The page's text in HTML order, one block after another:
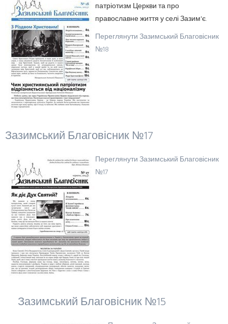
патріотизм Церкви та про
православне життя у селі Зазим'є.
Переглянути Зазимський Благовісник
№18
Зазимський Благовісник №17
Переглянути Зазимський Благовісник
№17
Зазимський Благовісник №15